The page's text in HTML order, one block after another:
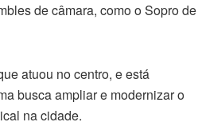
de câmara, como o Sopro de
atuou no centro, e está
busca ampliar e modernizar o
na cidade.